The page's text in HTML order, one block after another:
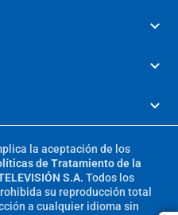
la aceptación de los
de Tratamiento de la
S.A. Todos los
su reproducción total
a cualquier idioma sin